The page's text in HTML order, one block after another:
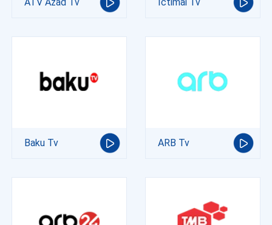
Baku Tv ARB Tv